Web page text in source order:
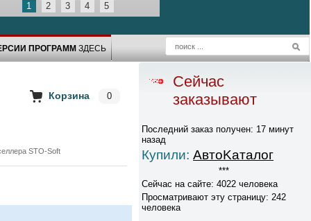
1
2 3 4 5
ПРОГРАММ ЗДЕСЬ
Корзина 0
STO-Soft
Сейчас
заказывают
Последний заказ получен: 17 минут
назад
Купили: AвтоKаталог
***
Сейчас на сайте: 4022 человека
Просматривают эту страницу: 242
человека